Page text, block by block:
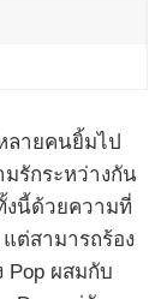
ลายคนยิ้มไป
มรักระหว่างกัน
งนี้ด้วยความที่
ต่สามารถร้อง
Pop ผสมกับ